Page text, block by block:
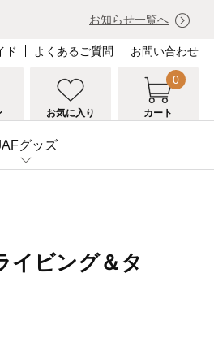
ド よくあるご質問 お問い合わせ
お気に入り
0
カート
グッズ
お知らせ一覧へ
イビング＆タ